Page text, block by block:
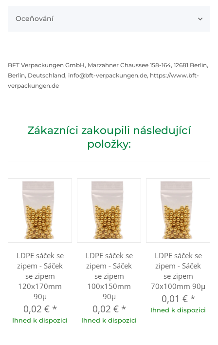
Oceňování
BFT Verpackungen GmbH, Marzahner Chaussee 158-164, 12681 Berlin,
Berlin, Deutschland, info@bft-verpackungen.de, https://www.bft-
verpackungen.de
Zákazníci zakoupili následující
položky:
LDPE sáček se
zipem - Sáček
se zipem
120x170mm
90µ
0,02 € *
Ihned k dispozici
LDPE sáček se
zipem - Sáček
se zipem
100x150mm
90µ
0,02 € *
Ihned k dispozici
LDPE sáček se
zipem - Sáček
se zipem
70x100mm 90µ
0,01 € *
Ihned k dispozici